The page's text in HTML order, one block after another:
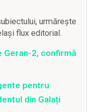
urmărește
flux editorial.
Geran-2, confirmă
pentru
din Galați